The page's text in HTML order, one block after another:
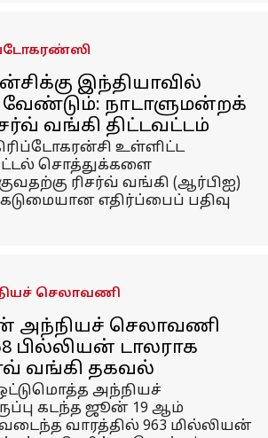
இந்தியாவில்
வேண்டும்: நாடாளுமன்றக்
வங்கி திட்டவட்டம்
உள்ளிட்ட
சொத்துக்களை
ரிசர்வ் வங்கி (ஆர்பிஐ)
எதிர்ப்பைப் பதிவு
செலாவணி
அந்நியச் செலாவணி
பில்லியன் டாலராக
வங்கி தகவல்
அந்நியச்
கடந்த ஜூன் 19 ஆம்
வாரத்தில் 963 மில்லியன்